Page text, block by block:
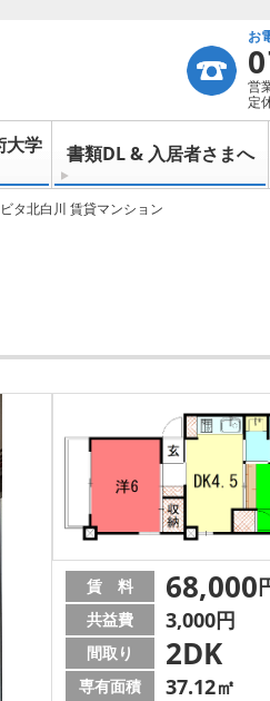
お
営
定
大学 書類DL & 入居者さまへ
タ北白川 賃貸マンション
賃 料 68,000
共益費 3,000円
間取り 2DK
専有面積 37.12㎡